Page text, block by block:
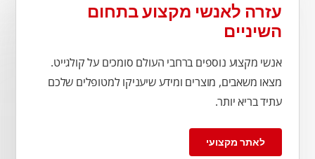
עזרה לאנשי מקצוע בתחום
השיניים
אנשי מקצוע נוספים ברחבי העולם סומכים על קולגייט.
מצאו משאבים, מוצרים ומידע שיעניקו למטופלים שלכם
עתיד בריא יותר.
לאתר מקצועי